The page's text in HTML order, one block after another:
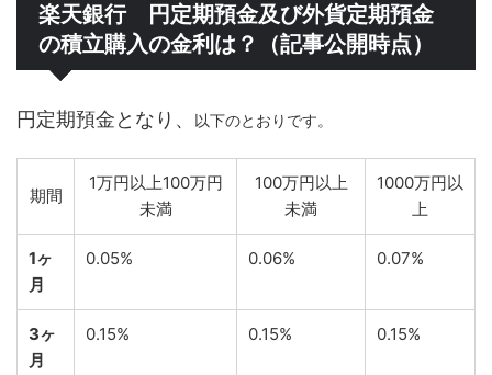
楽天銀行 円定期預金及び外貨定期預金
の積立購入の金利は？（記事公開時点）
円定期預金となり、 以下のとおりです。
期間
1万円以上100万円
未満
100万円以上
未満
1000万円以
上
1ヶ
月
0.05% 0.06% 0.07%
3ヶ
月
0.15% 0.15% 0.15%